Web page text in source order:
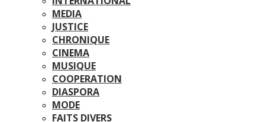
MEDIA
JUSTICE
CHRONIQUE
CINEMA
MUSIQUE
COOPERATION
DIASPORA
MODE
FAITS DIVERS